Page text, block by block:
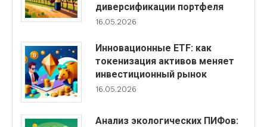
диверсификации портфеля
16.05.2026
Инновационные ETF: как
токенизация активов меняет
инвестиционный рынок
16.05.2026
Анализ экологических ПИФов: